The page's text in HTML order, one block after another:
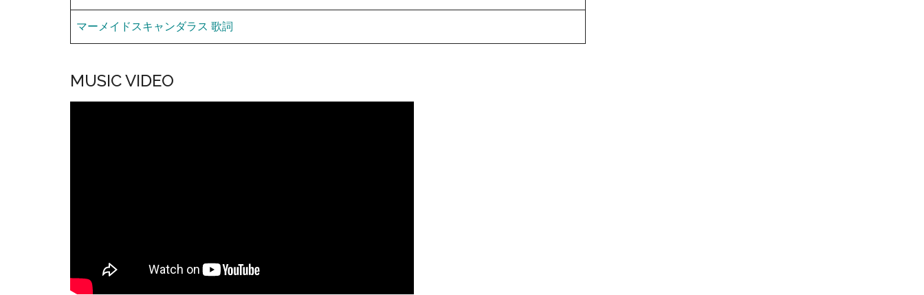
マーメイドスキャンダラス 歌詞
MUSIC VIDEO